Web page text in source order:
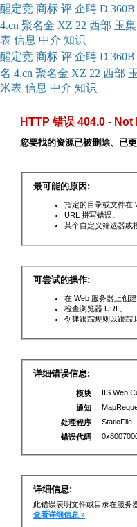
醒定竞 商标 评 企聘 D 360B
4.cn 聚名金 XZ 22 西部 玉集
表 信息 中介 知识